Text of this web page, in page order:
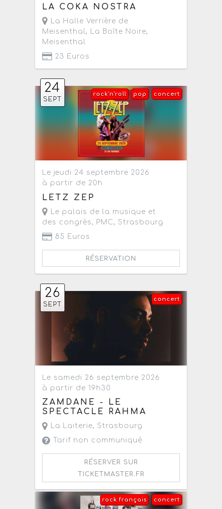
LA COKA NOSTRA
La Halle Verrière de
Meisenthal, La Boîte Noire,
Meisenthal
23 Euros
24
SEPT
concert
pop
rock'n'roll
Le jeudi 24 septembre 2026
à partir de 20h
LETZ ZEP
Le palais de la musique et
des congrès, PMC, Strasbourg
85 Euros
RÉSERVATION
26
SEPT
concert
Le samedi 26 septembre 2026
à partir de 19h30
ZAMDANE - LE
SPECTACLE RAHMA
La Laiterie, Strasbourg
Tarif non communiqué
RÉSERVER SUR
TICKETMASTER.FR
concert
rock français